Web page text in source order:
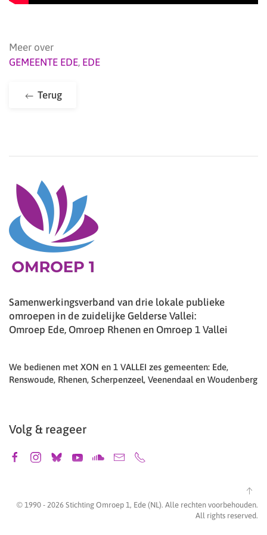
Meer over
GEMEENTE EDE, EDE
Terug
Samenwerkingsverband van drie lokale publieke
omroepen in de zuidelijke Gelderse Vallei:
Omroep Ede, Omroep Rhenen en Omroep 1 Vallei
We bedienen met XON en 1 VALLEI zes gemeenten: Ede,
Renswoude, Rhenen, Scherpenzeel, Veenendaal en Woudenberg
Volg & reageer
© 1990 - 2026 Stichting Omroep 1, Ede (NL). Alle rechten voorbehouden.
All rights reserved.